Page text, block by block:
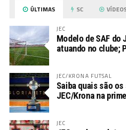
ÚLTIMAS SC
JEC
Modelo de SAF do
atuando no clube;
JEC/KRONA FUTSAL
Saiba quais são
JEC/Krona na
JEC